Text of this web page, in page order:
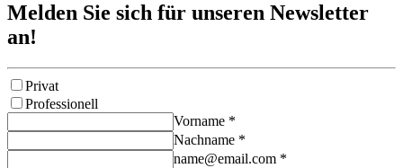
Melden Sie sich für unseren Newsletter
an!
Privat
Professionell
Vorname *
Nachname *
name@email.com *